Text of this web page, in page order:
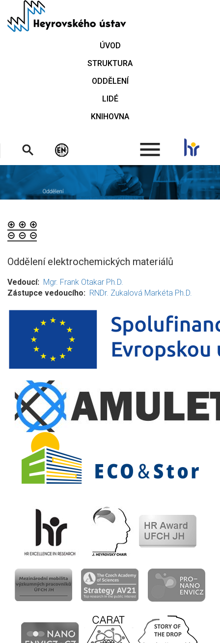
hlavnímu
ÚVOD
STRUKTURA
ODDĚLENÍ
LIDÉ
KNIHOVNA
.
Oddělení elektrochemických materiálů
Vedoucí
Mgr. Frank Otakar Ph.D.
Zástupce vedoucího
RNDr. Zukalová Markéta Ph.D.